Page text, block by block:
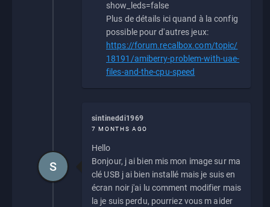
show_leds=false
Plus de détails ici quand à la config
possible pour d'autres jeux:
https://forum.recalbox.com/topic/
18191/amiberry-problem-with-uae-
files-and-the-cpu-speed
sintineddi1969
7 MONTHS AGO
Hello
Bonjour, j ai bien mis mon image sur ma
clé USB j ai bien installé mais je suis en
écran noir j'ai lu comment modifier mais
la je suis perdu, pourriez vous m aider
S